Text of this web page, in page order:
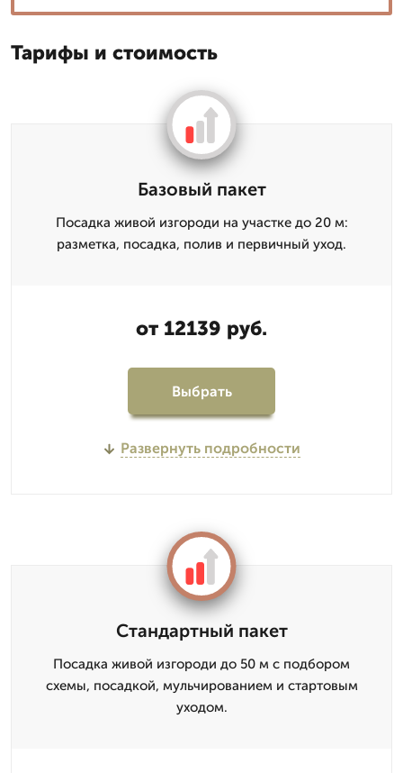
Тарифы и стоимость
Базовый пакет
Посадка живой изгороди на участке до 20 м:
разметка, посадка, полив и первичный уход.
от 12139 руб.
Выбрать
Развернуть подробности
Стандартный пакет
Посадка живой изгороди до 50 м с подбором
схемы, посадкой, мульчированием и стартовым
уходом.